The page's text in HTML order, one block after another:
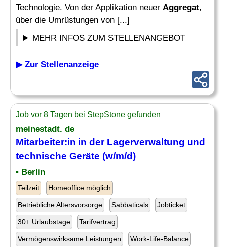
Technologie. Von der Applikation neuer Aggregat,
über die Umrüstungen von [...]
MEHR INFOS ZUM STELLENANGEBOT
▶ Zur Stellenanzeige
Job vor 8 Tagen bei StepStone gefunden
meinestadt. de
Mitarbeiter:in in der Lagerverwaltung und
technische Geräte (w/m/d)
• Berlin
Teilzeit Homeoffice möglich
Betriebliche Altersvorsorge Sabbaticals Jobticket
30+ Urlaubstage Tarifvertrag
Vermögenswirksame Leistungen Work-Life-Balance